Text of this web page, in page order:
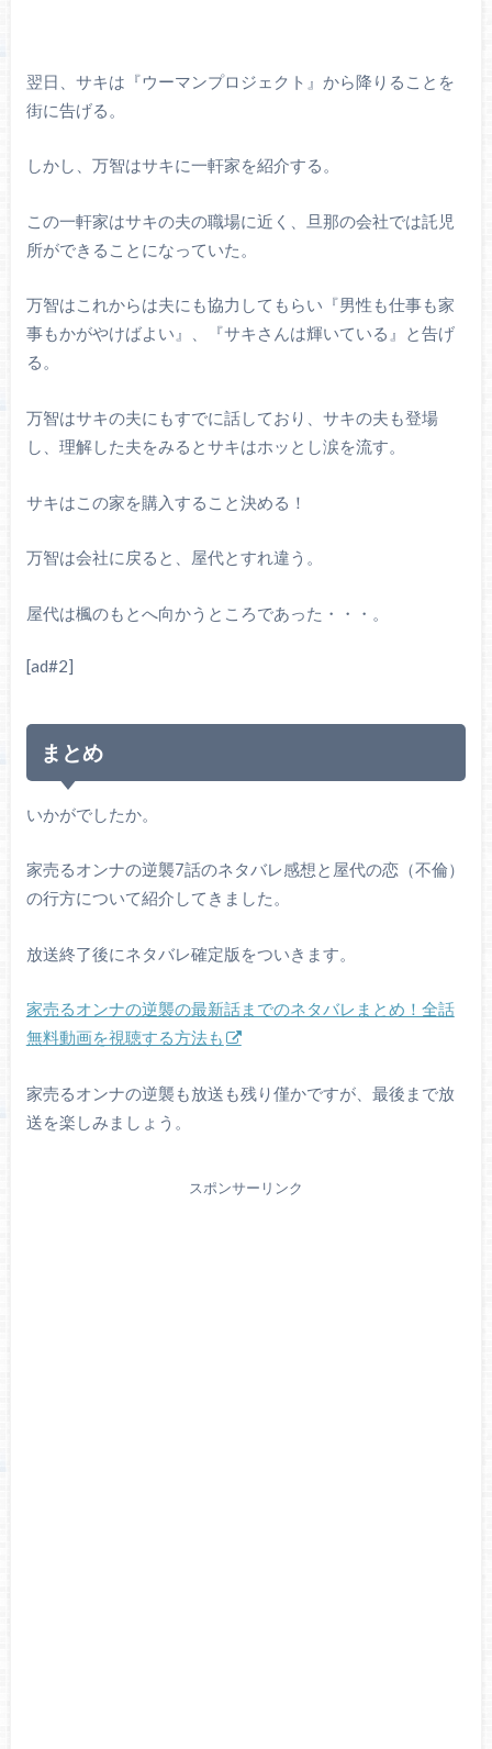
翌日、サキは『ウーマンプロジェクト』から降りることを
街に告げる。
しかし、万智はサキに一軒家を紹介する。
この一軒家はサキの夫の職場に近く、旦那の会社では託児
所ができることになっていた。
万智はこれからは夫にも協力してもらい『男性も仕事も家
事もかがやけばよい』、『サキさんは輝いている』と告げ
る。
万智はサキの夫にもすでに話しており、サキの夫も登場
し、理解した夫をみるとサキはホッとし涙を流す。
サキはこの家を購入すること決める！
万智は会社に戻ると、屋代とすれ違う。
屋代は楓のもとへ向かうところであった・・・。
[ad#2]
まとめ
いかがでしたか。
家売るオンナの逆襲7話のネタバレ感想と屋代の恋（不倫）
の行方について紹介してきました。
放送終了後にネタバレ確定版をついきます。
家売るオンナの逆襲の最新話までのネタバレまとめ！全話
無料動画を視聴する方法も
家売るオンナの逆襲も放送も残り僅かですが、最後まで放
送を楽しみましょう。
スポンサーリンク